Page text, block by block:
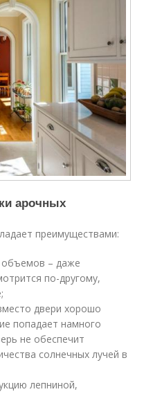
арочных
преимуществами:
– даже
по-другому,
двери хорошо
попадает намного
не обеспечит
солнечных лучей в
лепниной,